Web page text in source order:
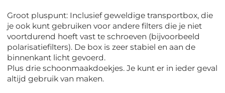
Groot pluspunt: Inclusief geweldige transportbox, die
je ook kunt gebruiken voor andere filters die je niet
voortdurend hoeft vast te schroeven (bijvoorbeeld
polarisatiefilters). De box is zeer stabiel en aan de
binnenkant licht gevoerd.
Plus drie schoonmaakdoekjes. Je kunt er in ieder geval
altijd gebruik van maken.